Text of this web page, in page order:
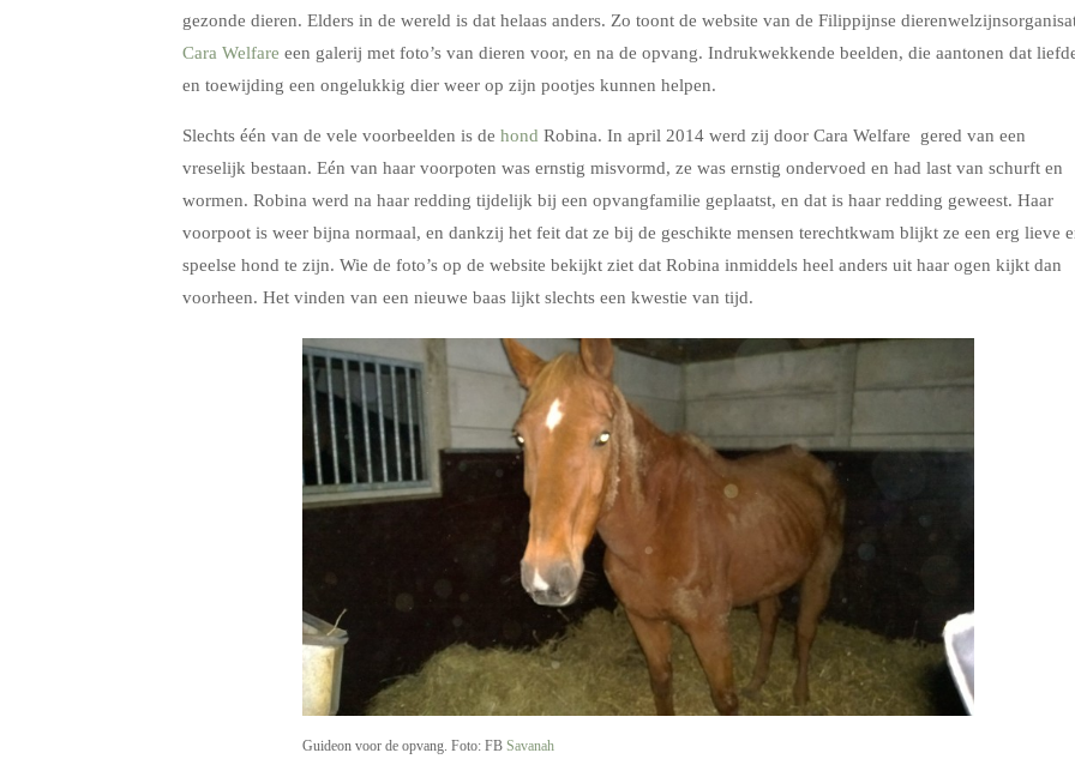
gezonde dieren. Elders in de wereld is dat helaas anders. Zo toont de website van de Filippijnse
Cara Welfare een galerij met foto’s van dieren voor, en na de opvang. Indrukwekkende beelden, die aantonen dat
en toewijding een ongelukkig dier weer op zijn pootjes kunnen helpen.
Slechts één van de vele voorbeelden is de hond Robina. In april 2014 werd zij door Cara Welfare gered van een
vreselijk bestaan. Eén van haar voorpoten was ernstig misvormd, ze was ernstig ondervoed en had last van schurft en
wormen. Robina werd na haar redding tijdelijk bij een opvangfamilie geplaatst, en dat is haar redding geweest. Haar
voorpoot is weer bijna normaal, en dankzij het feit dat ze bij de geschikte mensen terechtkwam blijkt ze een erg lieve
speelse hond te zijn. Wie de foto’s op de website bekijkt ziet dat Robina inmiddels heel anders uit haar ogen kijkt dan
voorheen. Het vinden van een nieuwe baas lijkt slechts een kwestie van tijd.
Guideon voor de opvang. Foto: FB Savanah